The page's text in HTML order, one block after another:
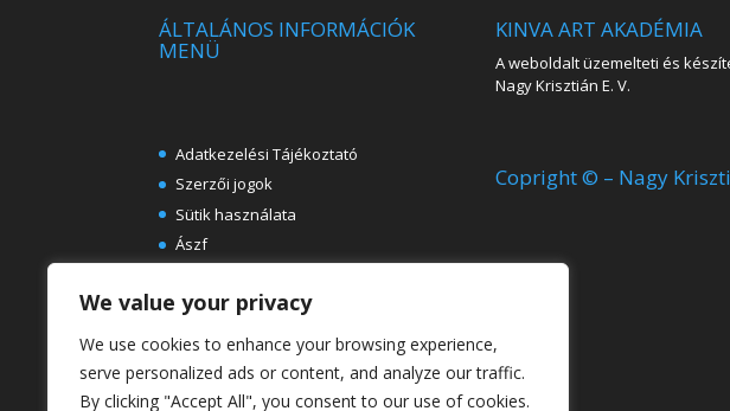
We value your privacy
We use cookies to enhance your browsing experience,
serve personalized ads or content, and analyze our traffic.
By clicking "Accept All", you consent to our use of cookies.
ÁLTALÁNOS INFORMÁCIÓK
MENÜ
Adatkezelési Tájékoztató
Szerzői jogok
Sütik használata
Ászf
Ingyenes e-könyvek festészeti
Rólunk
KINVA ART AKADÉMIA
A weboldalt üzemelteti és
Nagy Krisztián E. V.
Copright © – Nagy